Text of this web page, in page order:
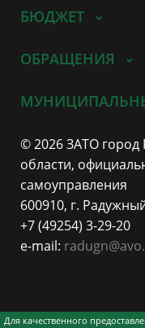
Для качественного
БЮДЖЕТ
ОБРАЩЕНИЯ
© 2026 ЗАТО
области,
самоуправления
600910, г.
+7 (49254) 3-29-20
e-mail: